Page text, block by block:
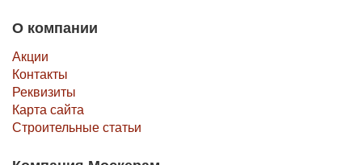
О компании
Акции
Контакты
Реквизиты
Карта сайта
Строительные статьи